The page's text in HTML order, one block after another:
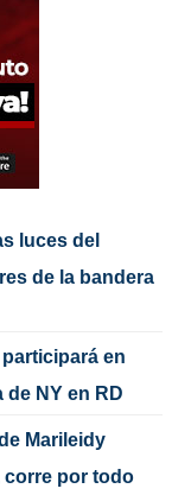
luces del
de la bandera
participará en
NY en RD
Marileidy
corre por todo